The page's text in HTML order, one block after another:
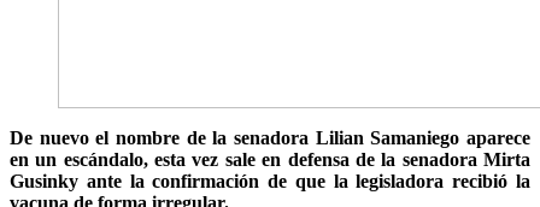
De nuevo el nombre de la senadora Lilian Samaniego aparece
en un escándalo, esta vez sale en defensa de la senadora Mirta
Gusinky ante la confirmación de que la legisladora recibió la
vacuna de forma irregular.